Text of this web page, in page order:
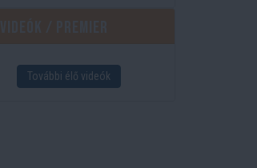
További élő videók